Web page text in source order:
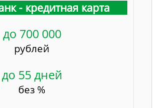
- кредитная карта
до 700 000
рублей
до 55 дней
без %